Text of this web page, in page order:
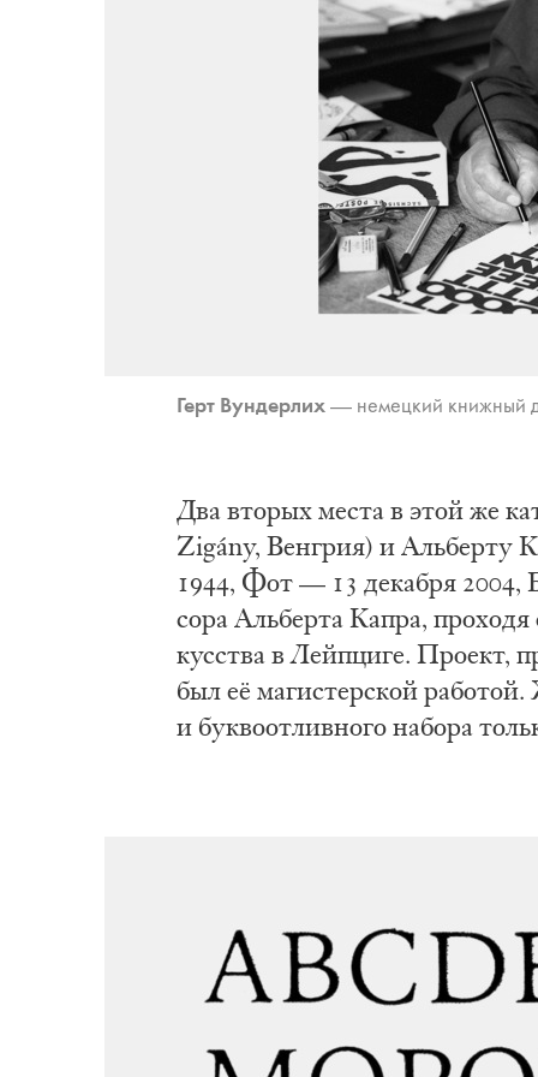
Герт Вун­дер­лих— не­мец­кий книж­ный
Два вто­рых ме­ста в этой же
Zigány, Вен­грия) и Аль­бер­ту
1944, Фот — 13 де­ка­бря 2004,
со­ра Аль­бер­та Ка­пра,
кус­ства в Лейп­ци­ге. Про­ект,
был её ма­ги­стер­ской
и бук­во­от­лив­но­го на­бо­ра